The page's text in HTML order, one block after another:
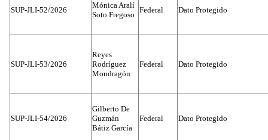
SUP-JLI-52/2026
Mónica Aralí
Soto Fregoso
Federal Dato Protegido
SUP-JLI-53/2026
Reyes
Rodríguez
Mondragón
Federal Dato Protegido
SUP-JLI-54/2026
Gilberto De
Guzmán
Bátiz García
Federal Dato Protegido